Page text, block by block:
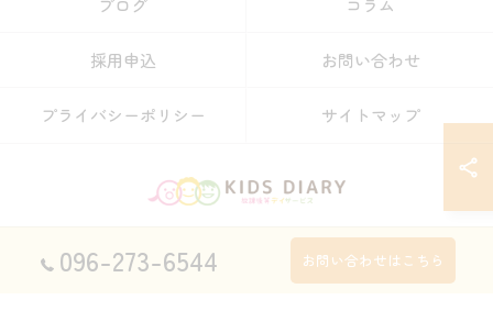
096-273-6544 お問い合わせはこちら
ブログ コラム
採用申込 お問い合わせ
プライバシーポリシー サイトマップ
© 2026 熊本県宇土市の放課後等デイサービスの求人なら放課後等デイサービス
KIDS DIARY キッズ・ダイアリー ALL RIGHTS RESERVED.